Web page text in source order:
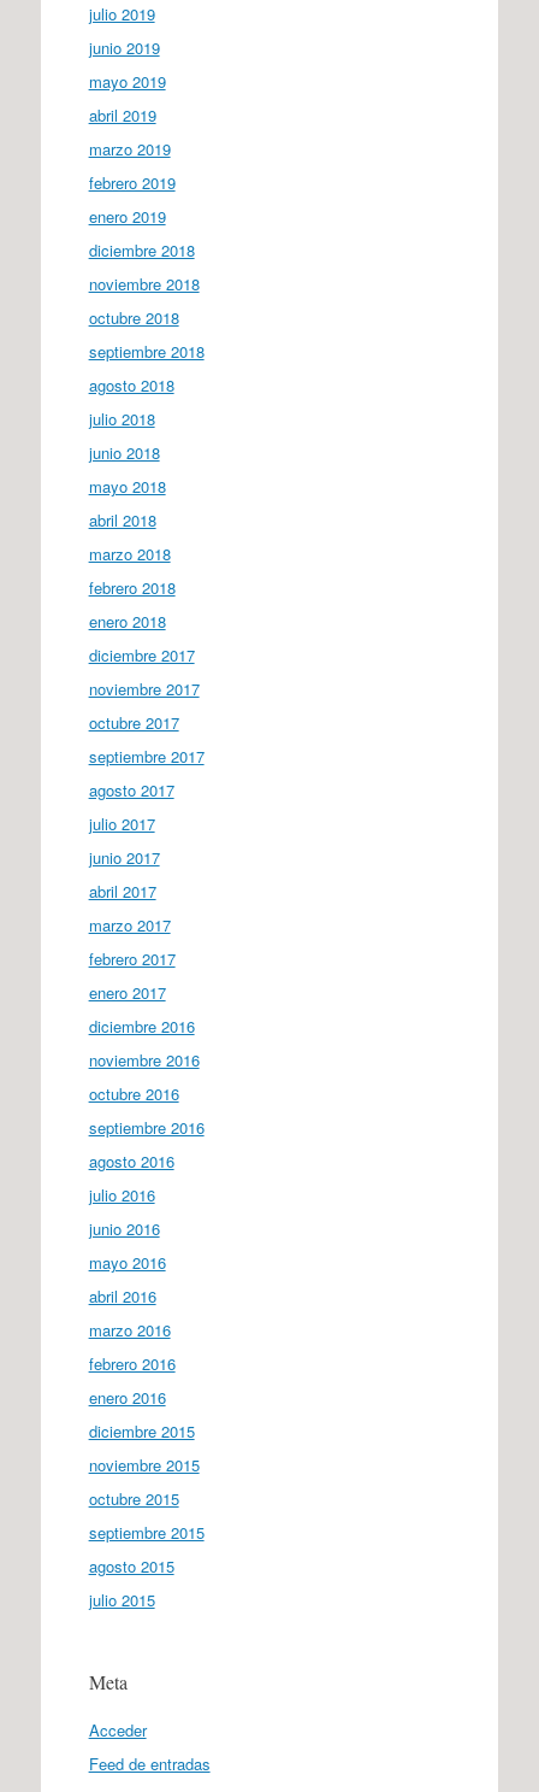
julio 2019
junio 2019
mayo 2019
abril 2019
marzo 2019
febrero 2019
enero 2019
diciembre 2018
noviembre 2018
octubre 2018
septiembre 2018
agosto 2018
julio 2018
junio 2018
mayo 2018
abril 2018
marzo 2018
febrero 2018
enero 2018
diciembre 2017
noviembre 2017
octubre 2017
septiembre 2017
agosto 2017
julio 2017
junio 2017
abril 2017
marzo 2017
febrero 2017
enero 2017
diciembre 2016
noviembre 2016
octubre 2016
septiembre 2016
agosto 2016
julio 2016
junio 2016
mayo 2016
abril 2016
marzo 2016
febrero 2016
enero 2016
diciembre 2015
noviembre 2015
octubre 2015
septiembre 2015
agosto 2015
julio 2015
Meta
Acceder
Feed de entradas